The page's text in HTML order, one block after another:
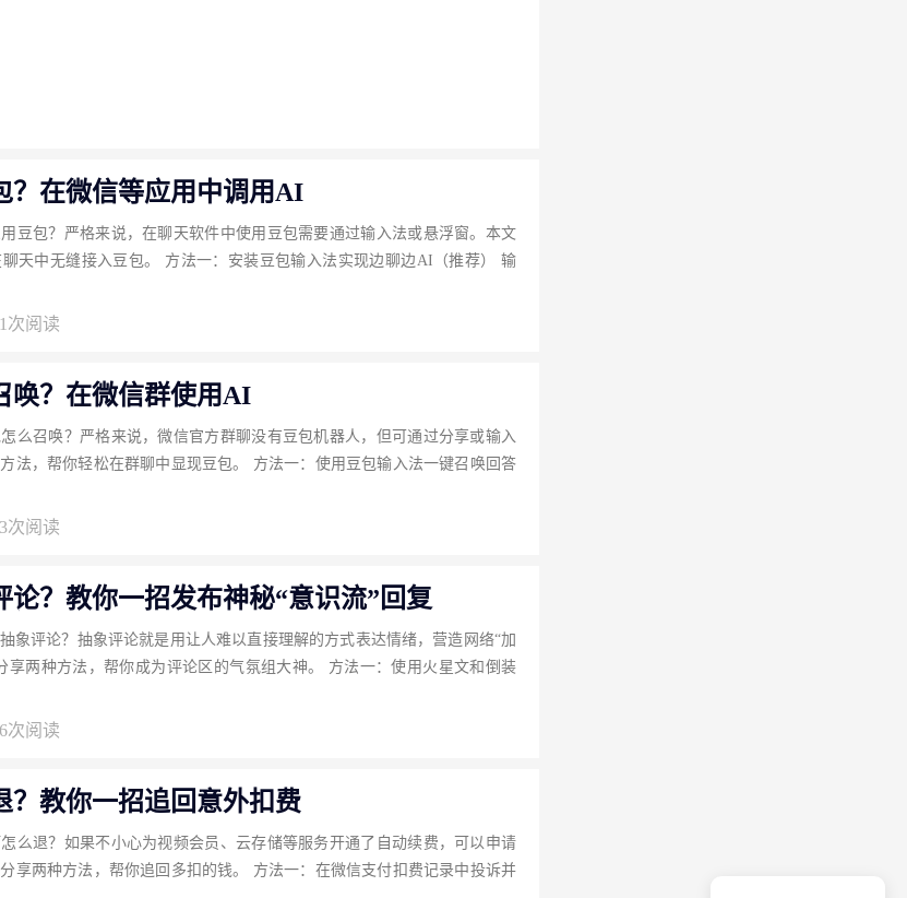
？在微信等应用中调用AI
豆包？严格来说，在聊天软件中使用豆包需要通过输入法或悬浮窗。本文
天中无缝接入豆包。 方法一：安装豆包输入法实现边聊边AI（推荐） 输
次阅读
唤？在微信群使用AI
么召唤？严格来说，微信官方群聊没有豆包机器人，但可通过分享或输入
法，帮你轻松在群聊中显现豆包。 方法一：使用豆包输入法一键召唤回答
次阅读
论？教你一招发布神秘“意识流”回复
象评论？抽象评论就是用让人难以直接理解的方式表达情绪，营造网络“加
享两种方法，帮你成为评论区的气氛组大神。 方法一：使用火星文和倒装
次阅读
？教你一招追回意外扣费
么退？如果不小心为视频会员、云存储等服务开通了自动续费，可以申请
享两种方法，帮你追回多扣的钱。 方法一：在微信支付扣费记录中投诉并